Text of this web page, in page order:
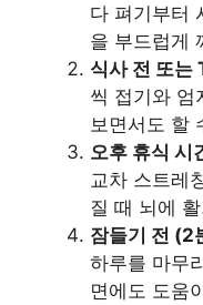
다 펴기부터
을 부드럽게
식사 전 또는
씩 접기와 엄
보면서도 할
오후 휴식 시
교차 스트레
질 때 뇌에
잠들기 전 (2
하루를 마무
면에도 도움